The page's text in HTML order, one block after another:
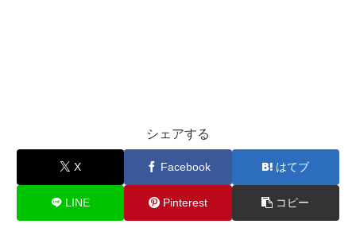
シェアする
X Facebook はてブ
LINE Pinterest コピー